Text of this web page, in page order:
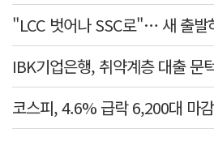
코스피, 4.6% 급락 6,200대 마